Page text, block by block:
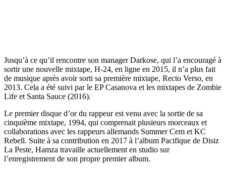
Jusqu’à ce qu’il rencontre son manager Darkose, qui l’a encouragé à
sortir une nouvelle mixtape, H-24, en ligne en 2015, il n’a plus fait
de musique après avoir sorti sa première mixtape, Recto Verso, en
2013. Cela a été suivi par le EP Casanova et les mixtapes de Zombie
Life et Santa Sauce (2016).
Le premier disque d’or du rappeur est venu avec la sortie de sa
cinquième mixtape, 1994, qui comprenait plusieurs morceaux et
collaborations avec les rappeurs allemands Summer Cem et KC
Rebell. Suite à sa contribution en 2017 à l’album Pacifique de Disiz
La Peste, Hamza travaille actuellement en studio sur
l’enregistrement de son propre premier album.